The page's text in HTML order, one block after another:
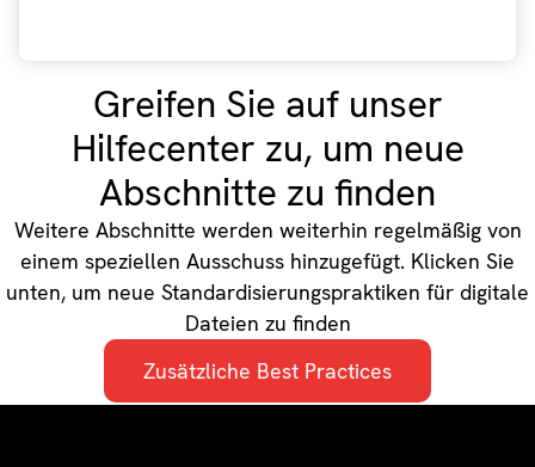
Greifen Sie auf unser
Hilfecenter zu, um neue
Abschnitte zu finden
Weitere Abschnitte werden weiterhin regelmäßig von
einem speziellen Ausschuss hinzugefügt. Klicken Sie
unten, um neue Standardisierungspraktiken für digitale
Dateien zu finden
Zusätzliche Best Practices